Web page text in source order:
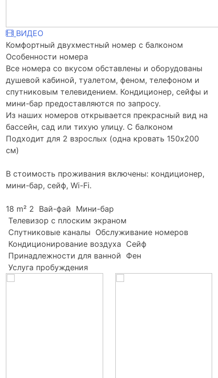
ВИДЕО
Комфортный двухместный номер с балконом
Особенности номера
Все номера со вкусом обставлены и оборудованы
душевой кабиной, туалетом, феном, телефоном и
спутниковым телевидением. Кондиционер, сейфы и
мини-бар предоставляются по запросу.
Из наших номеров открывается прекрасный вид на
бассейн, сад или тихую улицу. С балконом
Подходит для 2 взрослых (одна кровать 150x200
см)
В стоимость проживания включены: кондиционер,
мини-бар, сейф, Wi-Fi.
18 m² 2 Вай-фай Мини-бар
Телевизор с плоским экраном
Спутниковые каналы Обслуживание номеров
Кондиционирование воздуха Сейф
Принадлежности для ванной Фен
Услуга пробуждения